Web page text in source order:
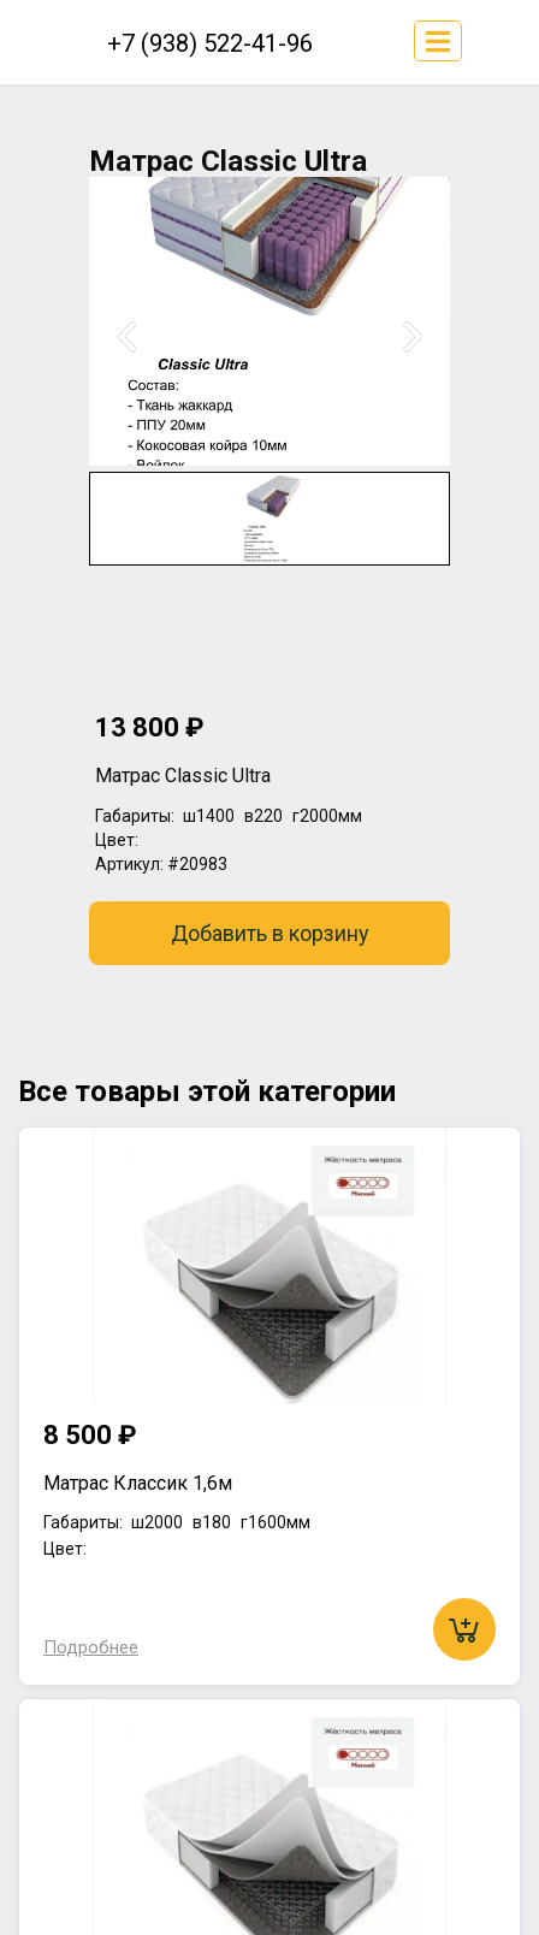
+7 (938) 522-41-96
Матрас Classic Ultra
13 800 ₽
Матрас Classic Ultra
Габариты: ш1400 в220 г2000мм
Цвет:
Артикул: #20983
Добавить в корзину
Все товары этой категории
8 500 ₽
Матрас Классик 1,6м
Габариты: ш2000 в180 г1600мм
Цвет:
Подробнее